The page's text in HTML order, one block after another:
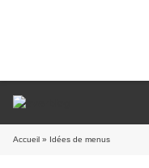
Accueil » Idées de menus